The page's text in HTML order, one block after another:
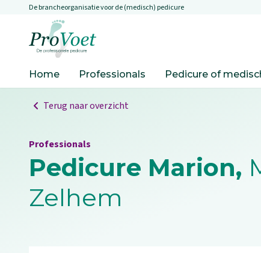
Overslaan en naar de inhoud gaan
De brancheorganisatie voor de (medisch) pedicure
Home Professionals Pedicure of
Terug naar overzicht
Professionals
Pedicure Marion,
Zelhem